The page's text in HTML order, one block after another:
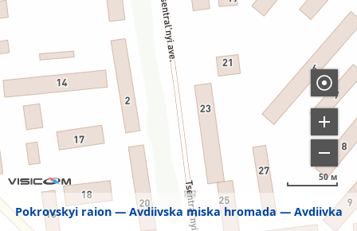
Pokrovskyi raion Avdiivska miska hromada Avdiivka
50 м